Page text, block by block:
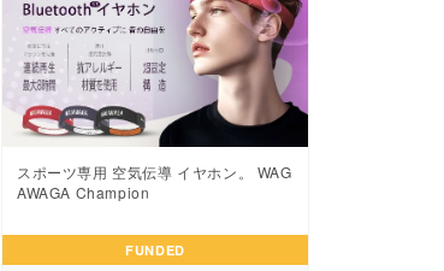
スポーツ専用 空気伝導 イヤホン。 WAG
AWAGA Champion
FUNDED